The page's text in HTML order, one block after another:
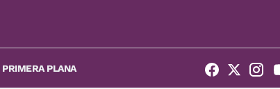
PRIMERA PLANA